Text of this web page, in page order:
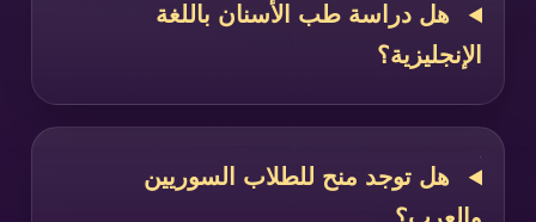
هل دراسة طب الأسنان باللغة
الإنجليزية؟
هل توجد منح للطلاب السوريين